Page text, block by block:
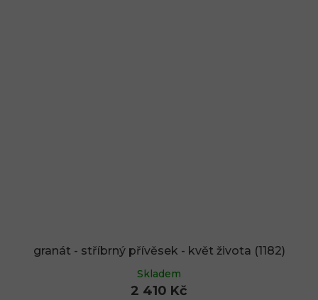
granát - stříbrný přívěsek - květ života (1182)
Skladem
2 410 Kč